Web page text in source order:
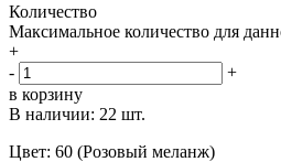
Количество
Максимальное количество для
+
-
+
в корзину
В наличии: 22 шт.
Цвет: 60 (Розовый меланж)